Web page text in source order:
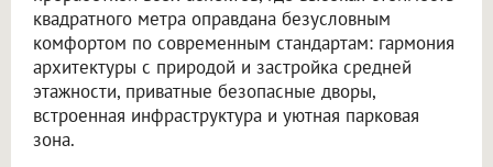
квадратного метра оправдана безусловным
комфортом по современным стандартам: гармония
архитектуры с природой и застройка средней
этажности, приватные безопасные дворы,
встроенная инфраструктура и уютная парковая
зона.